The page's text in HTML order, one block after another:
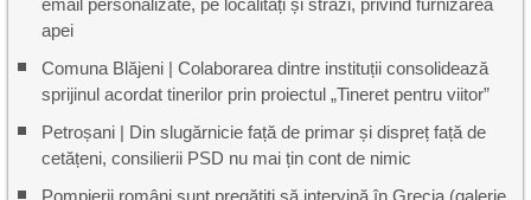
email personalizate, pe localități și străzi, privind furnizarea
apei
Comuna Blăjeni | Colaborarea dintre instituții consolidează
sprijinul acordat tinerilor prin proiectul „Tineret pentru viitor”
Petroșani | Din slugărnicie față de primar și dispreț față de
cetățeni, consilierii PSD nu mai țin cont de nimic